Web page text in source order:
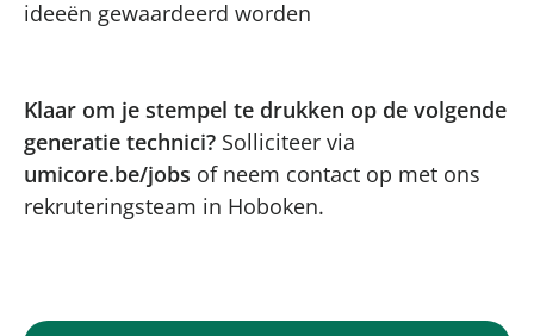
ideeën gewaardeerd worden
Klaar om je stempel te drukken op de volgende
generatie technici? Solliciteer via
umicore.be/jobs of neem contact op met ons
rekruteringsteam in Hoboken.